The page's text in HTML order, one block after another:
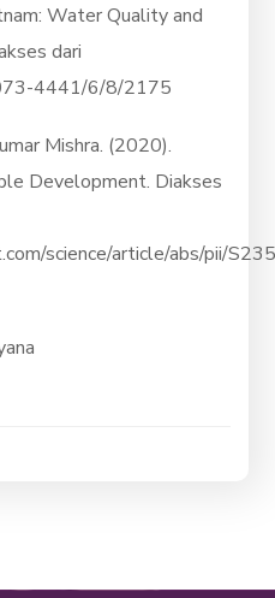
Water Quality and
dari
4441/6/8/2175
Mishra. (2020).
Development. Diakses
science/article/abs/pii/